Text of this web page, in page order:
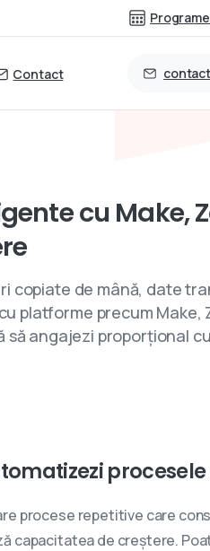
Contact
cu Make,
copiate de mână, date
platforme precum Make,
să angajezi proporțional
procesele
procese repetitive care
capacitatea de creștere.